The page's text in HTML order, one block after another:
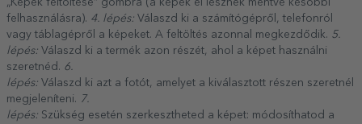
„Képek feltöltése” gombra (a képek el lesznek mentve későbbi
felhasználásra). 4. lépés: Válaszd ki a számítógépről, telefonról
vagy táblagépről a képeket. A feltöltés azonnal megkezdődik. 5.
lépés: Válaszd ki a termék azon részét, ahol a képet használni
szeretnéd. 6.
lépés: Válaszd ki azt a fotót, amelyet a kiválasztott részen szeretnél
megjeleníteni. 7.
lépés: Szükség esetén szerkesztheted a képet: módosíthatod a